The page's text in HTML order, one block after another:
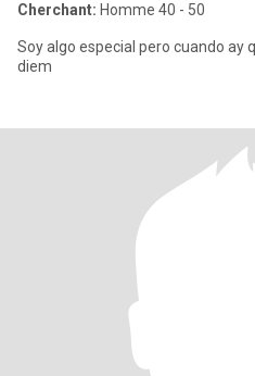
Cherchant: Homme 40 - 50
Soy algo especial pero cuando
diem